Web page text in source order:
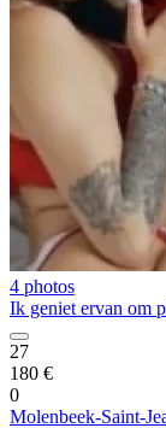
4 photos
Ik geniet ervan om
27
180 €
0
Molenbeek-Saint-